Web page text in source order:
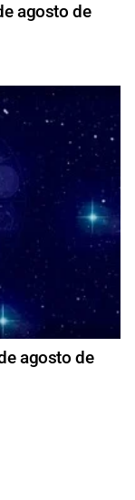
agosto de
agosto de